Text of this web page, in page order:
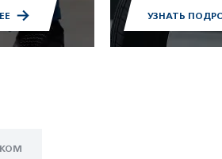
УЗНАТЬ